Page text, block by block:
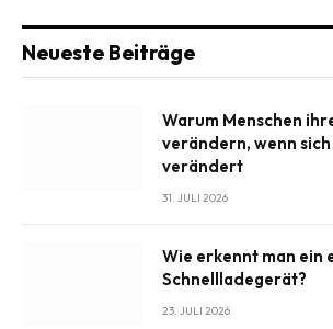
Neueste Beiträge
Warum Menschen
verändern, wenn
verändert
31. JULI 2026
Wie erkennt man ein
Schnellladegerät?
23. JULI 2026